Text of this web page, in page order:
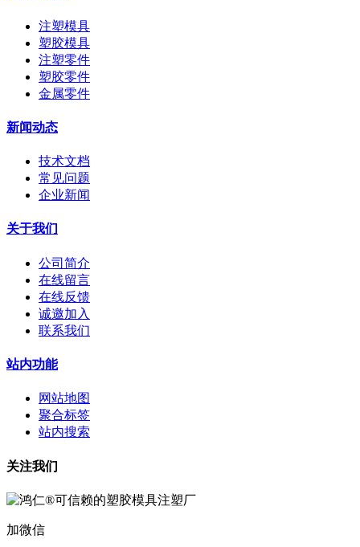
注塑模具
塑胶模具
注塑零件
塑胶零件
金属零件
新闻动态
技术文档
常见问题
企业新闻
关于我们
公司简介
在线留言
在线反馈
诚邀加入
联系我们
站内功能
网站地图
聚合标签
站内搜索
关注我们
加微信